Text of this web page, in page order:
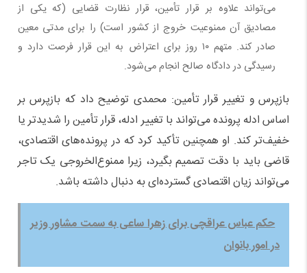
می‌تواند علاوه بر قرار تأمین، قرار نظارت قضایی (که یکی از
مصادیق آن ممنوعیت خروج از کشور است) را برای مدتی معین
صادر کند. متهم ۱۰ روز برای اعتراض به این قرار فرصت دارد و
رسیدگی در دادگاه صالح انجام می‌شود.
بازپرس و تغییر قرار تأمین: محمدی توضیح داد که بازپرس بر
اساس ادله پرونده می‌تواند با تغییر ادله، قرار تأمین را شدیدتر یا
خفیف‌تر کند. او همچنین تأکید کرد که در پرونده‌های اقتصادی،
قاضی باید با دقت تصمیم بگیرد، زیرا ممنوع‌الخروجی یک تاجر
می‌تواند زیان اقتصادی گسترده‌ای به دنبال داشته باشد.
حکم عباس عراقچی برای زهرا ساعی به سمت مشاور وزیر
در امور بانوان